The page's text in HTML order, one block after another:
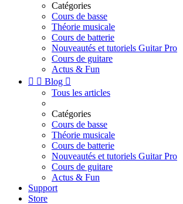
Catégories
Cours de basse
Théorie musicale
Cours de batterie
Nouveautés et tutoriels Guitar Pro
Cours de guitare
Actus & Fun
  Blog 
Tous les articles
Catégories
Cours de basse
Théorie musicale
Cours de batterie
Nouveautés et tutoriels Guitar Pro
Cours de guitare
Actus & Fun
Support
Store